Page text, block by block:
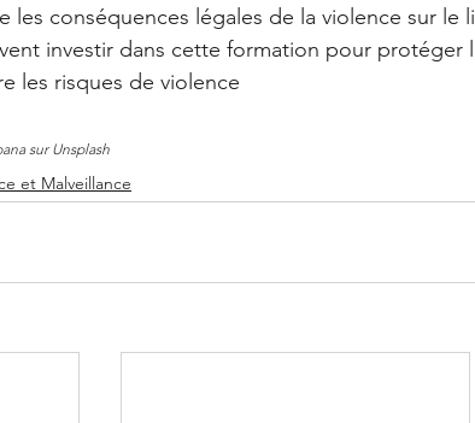
les conséquences légales de la violence sur le
investir dans cette formation pour protéger
les risques de violence
sur Unsplash
et Malveillance